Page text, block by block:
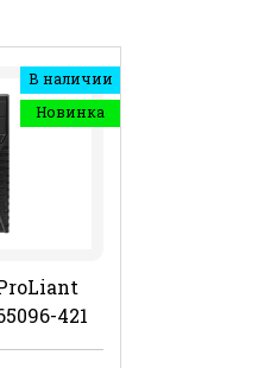
В наличии
Новинка
421